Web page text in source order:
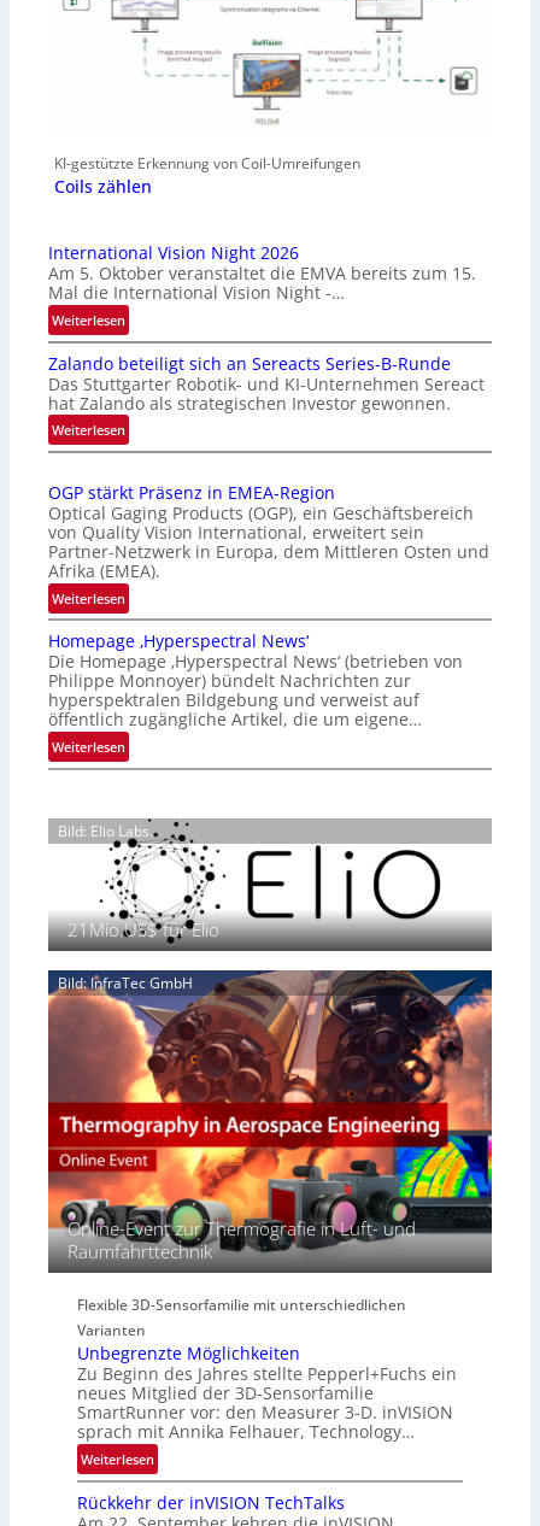
KI-gestützte Erkennung von Coil-Umreifungen
Coils zählen
International Vision Night 2026
Am 5. Oktober veranstaltet die EMVA bereits zum 15.
Mal die International Vision Night -…
Weiterlesen:
I
n
t
e
r
n
t
i
o
n
l
V
i
s
i
o
n
g
h
t
2
0
2
Zalando beteiligt sich an Sereacts Series-B-Runde
Das Stuttgarter Robotik- und KI-Unternehmen Sereact
hat Zalando als strategischen Investor gewonnen.
Weiterlesen:
Z
l
a
n
d
o
b
e
t
e
i
i
g
s
i
c
h
a
n
S
e
r
e
t
s
S
e
i
e
s
-
B
u
n
d
e
OGP stärkt Präsenz in EMEA-Region
Optical Gaging Products (OGP), ein Geschäftsbereich
von Quality Vision International, erweitert sein
Partner-Netzwerk in Europa, dem Mittleren Osten und
Afrika (EMEA).
Weiterlesen:
O
G
P
s
t
ä
r
P
r
ä
s
e
n
i
n
E
E
A
-
R
e
o
n
Homepage ‚Hyperspectral News‘
Die Homepage ‚Hyperspectral News‘ (betrieben von
Philippe Monnoyer) bündelt Nachrichten zur
hyperspektralen Bildgebung und verweist auf
öffentlich zugängliche Artikel, die um eigene…
Weiterlesen:
H
e
p
a
g
e
‚
H
y
p
s
p
e
c
r
a
l
N
s
‘
Bild: Elio Labs.
21Mio.US$ für Elio
Bild: InfraTec GmbH
Online-Event zur Thermografie in Luft- und
Raumfahrttechnik
Flexible 3D-Sensorfamilie mit unterschiedlichen
Varianten
Unbegrenzte Möglichkeiten
Zu Beginn des Jahres stellte Pepperl+Fuchs ein
neues Mitglied der 3D-Sensorfamilie
SmartRunner vor: den Measurer 3-D. inVISION
sprach mit Annika Felhauer, Technology…
Weiterlesen:
U
n
Rückkehr der inVISION TechTalks